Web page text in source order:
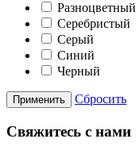
Разноцветный
Серебристый
Серый
Синий
Черный
Применить Сбросить
Свяжитесь с нами